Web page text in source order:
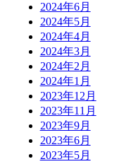
2024年6月
2024年5月
2024年4月
2024年3月
2024年2月
2024年1月
2023年12月
2023年11月
2023年9月
2023年6月
2023年5月